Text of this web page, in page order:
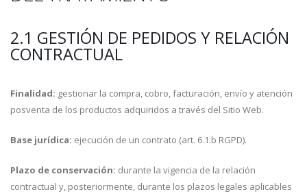
2.1 GESTIÓN DE PEDIDOS Y RELACIÓN
CONTRACTUAL
Finalidad: gestionar la compra, cobro, facturación, envío y atención
posventa de los productos adquiridos a través del Sitio Web.
Base jurídica: ejecución de un contrato (art. 6.1.b RGPD).
Plazo de conservación: durante la vigencia de la relación
contractual y, posteriormente, durante los plazos legales aplicables